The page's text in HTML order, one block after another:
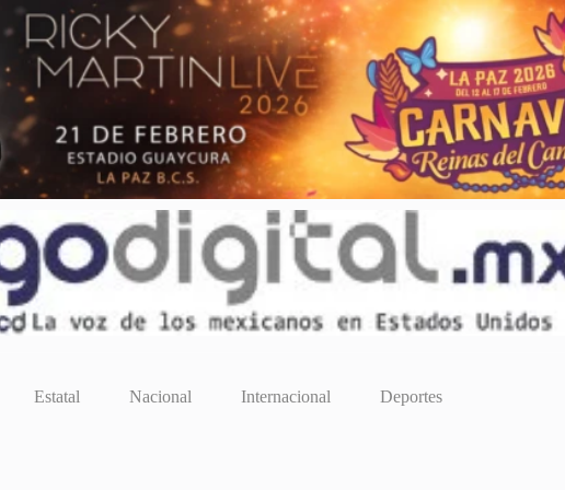
Estatal Nacional Internacional Deportes